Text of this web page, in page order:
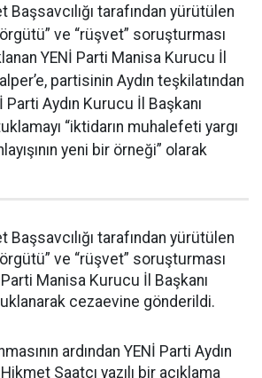
Başsavcılığı tarafından yürütülen
ve “rüşvet” soruşturması
YENİ Parti Manisa Kurucu İl
partisinin Aydın teşkilatından
Aydın Kurucu İl Başkanı
“iktidarın muhalefeti yargı
yeni bir örneği” olarak
Başsavcılığı tarafından yürütülen
ve “rüşvet” soruşturması
Manisa Kurucu İl Başkanı
cezaevine gönderildi.
ardından YENİ Parti Aydın
Saatçı yazılı bir açıklama